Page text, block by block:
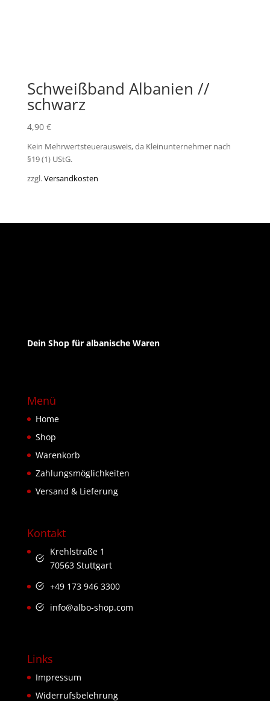
Schweißband Albanien //
schwarz
4,90 €
Kein Mehrwertsteuerausweis, da Kleinunternehmer nach
§19 (1) UStG.
zzgl.Versandkosten
Dein Shop für albanische Waren
Menü
Home
Shop
Warenkorb
Zahlungsmöglichkeiten
Versand & Lieferung
Kontakt
Krehlstraße 1
70563 Stuttgart
+49 173 946 3300
info@albo-shop.com
Links
Impressum
Widerrufsbelehrung